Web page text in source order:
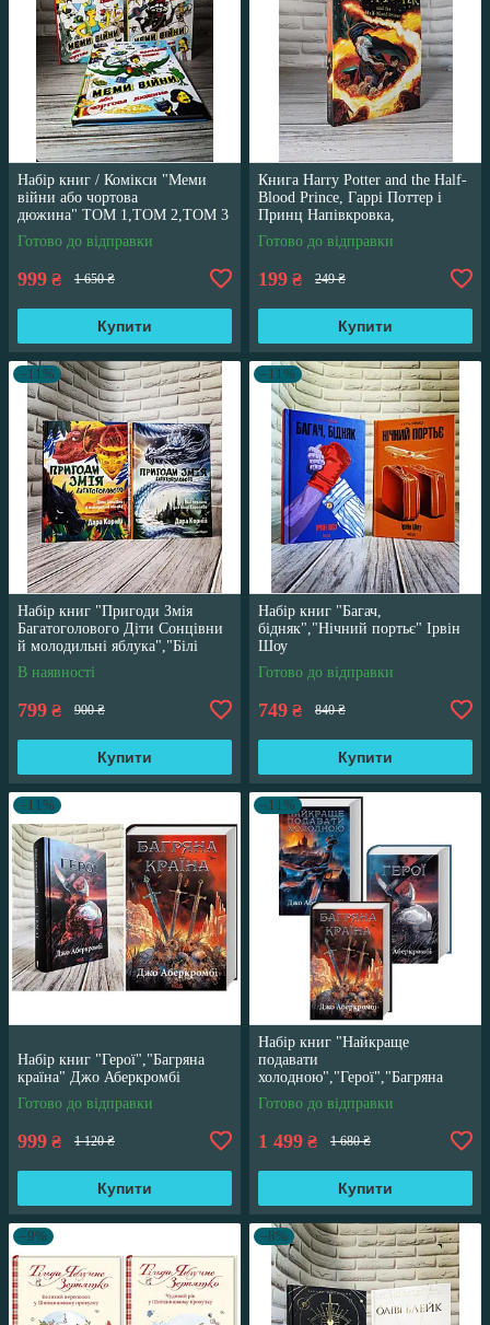
Набір книг / Комікси "Меми
війни або чортова
дюжина" ТОМ 1,ТОМ 2,ТОМ 3
Трегуб Ганна
Готово до відправки
999 ₴ 1 650 ₴
Купити
Книга Harry Potter and the Half-
Blood Prince, Гаррі Поттер і
Принц Напівкровка,
англійською мовою
Готово до відправки
199 ₴ 249 ₴
Купити
–11%
Набір книг "Пригоди Змія
Багатоголового Діти Сонцівни
й молодильні яблука","Білі
перлини для Білої Королеви"
В наявності
799 ₴ 900 ₴
Купити
–11%
Набір книг "Багач,
бідняк","Нічний портьє" Ірвін
Шоу
Готово до відправки
749 ₴ 840 ₴
Купити
–11%
Набір книг "Герої","Багряна
країна" Джо Аберкромбі
Готово до відправки
999 ₴ 1 120 ₴
Купити
–11%
Набір книг "Найкраще
подавати
холодною","Герої","Багряна
країна" Джо Аберкромбі
Готово до відправки
1 499 ₴ 1 680 ₴
Купити
–9% –8%